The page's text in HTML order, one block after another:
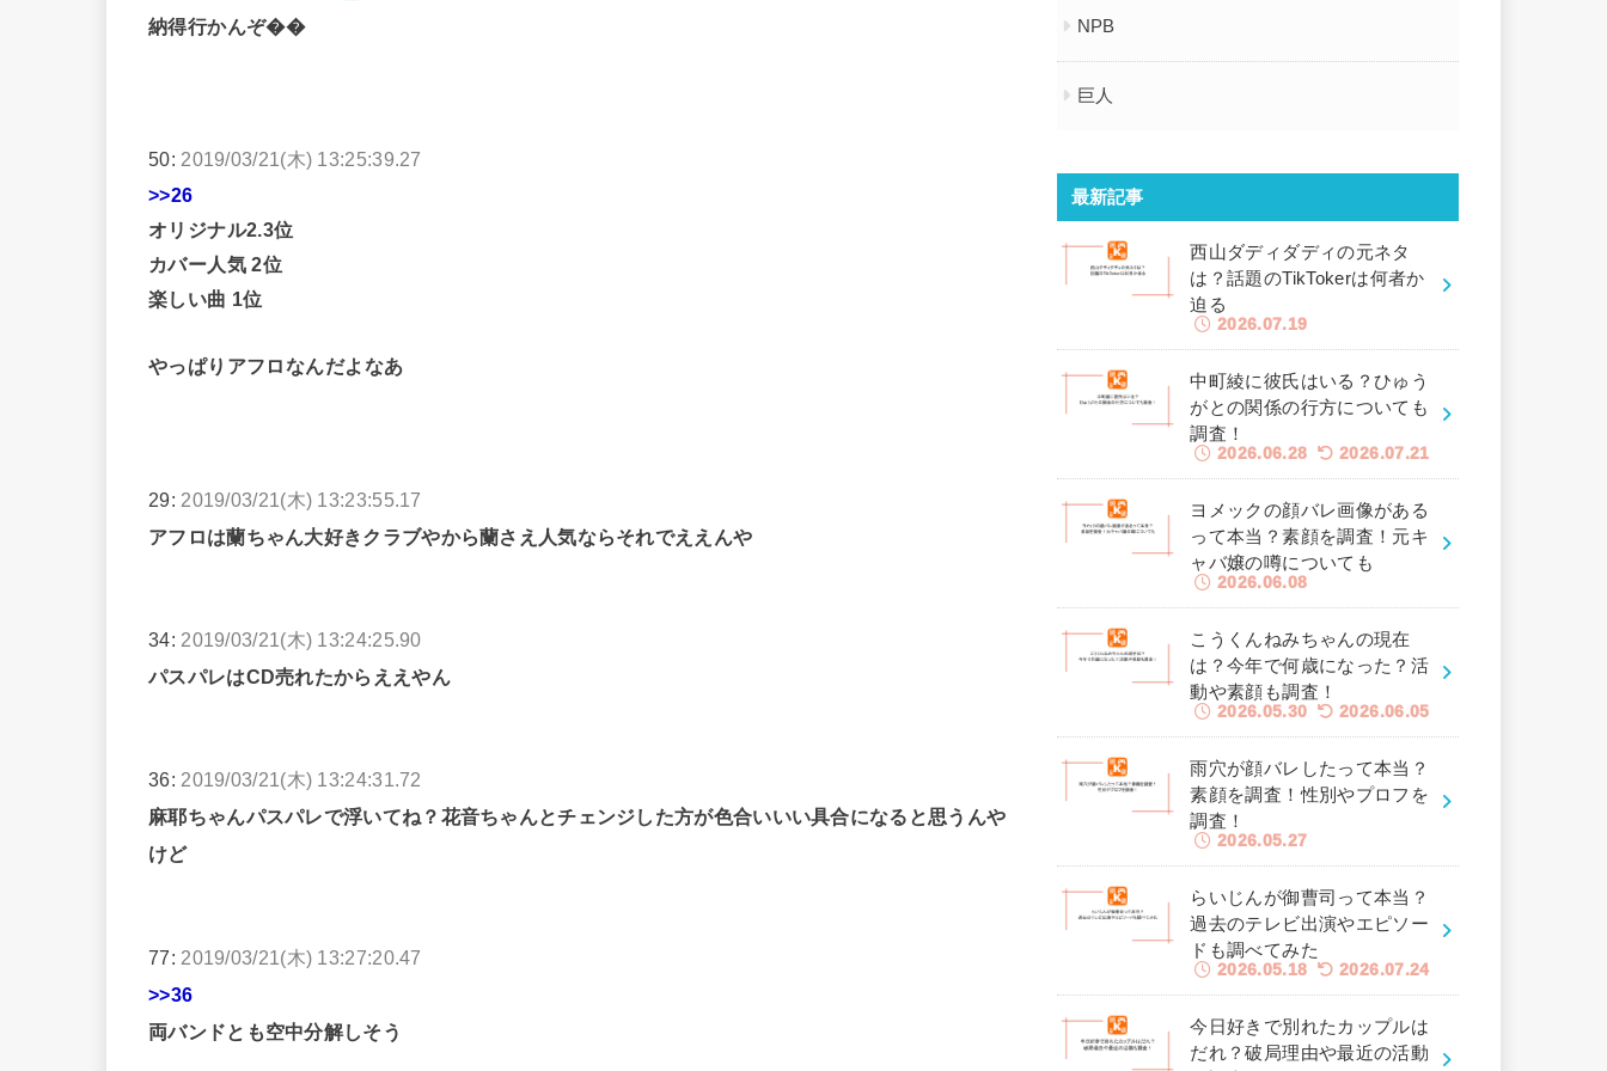
納得行かんぞ��
50: 2019/03/21(木) 13:25:39.27
>>26
オリジナル2.3位
カバー人気 2位
楽しい曲 1位
やっぱりアフロなんだよなあ
29: 2019/03/21(木) 13:23:55.17
アフロは蘭ちゃん大好きクラブやから蘭さえ人気ならそれでええんや
34: 2019/03/21(木) 13:24:25.90
パスパレはCD売れたからええやん
36: 2019/03/21(木) 13:24:31.72
麻耶ちゃんパスパレで浮いてね？花音ちゃんとチェンジした方が色合いいい具合になると思うんや
けど
77: 2019/03/21(木) 13:27:20.47
>>36
両バンドとも空中分解しそう
NPB
巨人
最新記事
西山ダディダディの元ネタ
は？話題のTikTokerは何者か
迫る
2026.07.19
中町綾に彼氏はいる？ひゅう
がとの関係の行方についても
調査！
2026.06.28 2026.07.21
ヨメックの顔バレ画像がある
って本当？素顔を調査！元キ
ャバ嬢の噂についても
2026.06.08
こうくんねみちゃんの現在
は？今年で何歳になった？活
動や素顔も調査！
2026.05.30 2026.06.05
雨穴が顔バレしたって本当？
素顔を調査！性別やプロフを
調査！
2026.05.27
らいじんが御曹司って本当？
過去のテレビ出演やエピソー
ドも調べてみた
2026.05.18 2026.07.24
今日好きで別れたカップルは
だれ？破局理由や最近の活動